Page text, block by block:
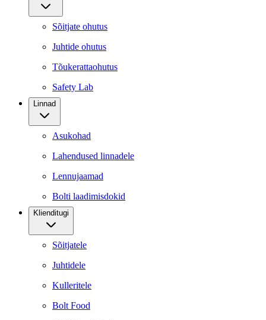
Sõitjate ohutus
Juhtide ohutus
Tõukerattaohutus
Safety Lab
Linnad
Asukohad
Lahendused linnadele
Lennujaamad
Bolti laadimisdokid
Klienditugi
Sõitjatele
Juhtidele
Kulleritele
Bolt Food